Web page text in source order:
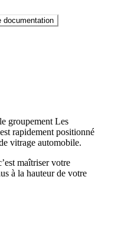
documentation
groupement Les
rapidement positionné
vitrage automobile.
maîtriser votre
à la hauteur de votre